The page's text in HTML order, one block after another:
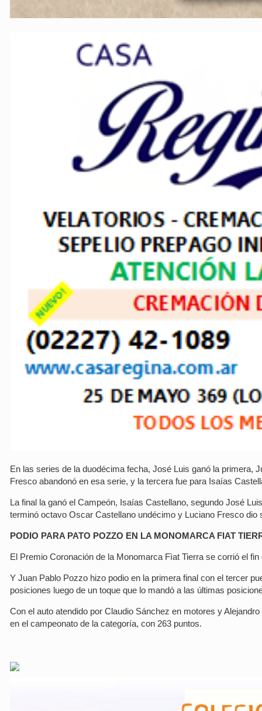
En las series de la duodécima fecha, José Luis ganó la primera,
Fresco abandonó en esa serie, y la tercera fue para Isaías
La final la ganó el Campeón, Isaías Castellano, segundo José
terminó octavo Oscar Castellano undécimo y Luciano Fresco dio
PODIO PARA PATO POZZO EN LA MONOMARCA FIAT
El Premio Coronación de la Monomarca Fìat Tierra se corrió el
Y Juan Pablo Pozzo hizo podio en la primera final con el tercer
posiciones luego de un toque que lo mandó a las últimas
Con el auto atendido por Claudio Sánchez en motores y
en el campeonato de la categoría, con 263 puntos.